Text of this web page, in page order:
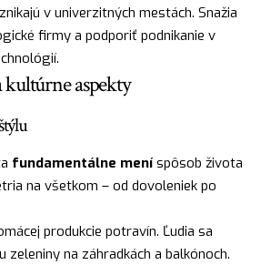
v univerzitných mestách. Snažia
firmy a podporiť podnikanie v
kultúrne aspekty
fundamentálne meníspôsob života
na všetkom – od dovoleniek po
produkcie potravín. Ľudia sa
zeleniny na záhradkách a balkónoch.